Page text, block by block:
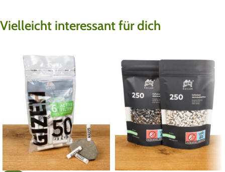
Vielleicht interessant für dich